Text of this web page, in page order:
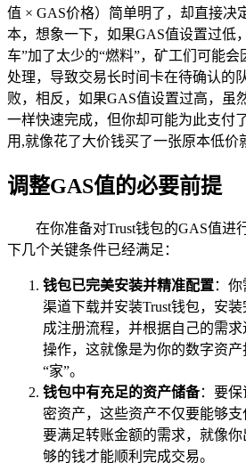
值 × GAS价格）简单明了，却直接决
本，想象一下，如果GAS值设置过低
车”加了太少的“燃料”，矿工们可能
处理，导致交易长时间卡在待确认的
败，相反，如果GAS值设置过高，虽
一样快速完成，但你却可能为此支付
用,就像花了大价钱买了一张原本低价
调整GAS值的必要前提
在你准备对Trust钱包的GAS值进
下几个关键条件已经满足：
钱包已完美安装并精准配置：
渠道下载并安装Trust钱包，安
成注册流程，并根据自己的需
操作，这就像是为你的数字资
“家”。
钱包中有充足的资产储备：要保
密资产，这些资产不仅要能够
要满足转账金额的需求，就像
够的钱才能顺利完成交易。